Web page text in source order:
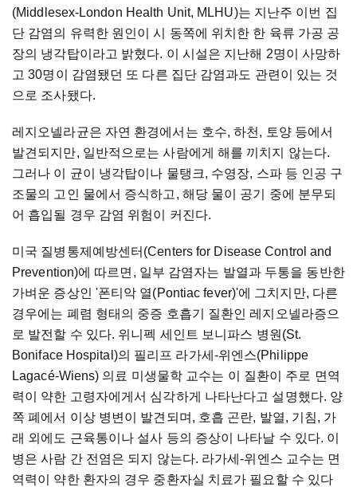
(Middlesex-London Health Unit, MLHU)는 지난주 이번 집
단 감염의 유력한 원인이 시 동쪽에 위치한 한 육류 가공 공
장의 냉각탑이라고 밝혔다. 이 시설은 지난해 2명이 사망하
고 30명이 감염됐던 또 다른 집단 감염과도 관련이 있는 것
으로 조사됐다.
레지오넬라균은 자연 환경에서는 호수, 하천, 토양 등에서
발견되지만, 일반적으로는 사람에게 해를 끼치지 않는다.
그러나 이 균이 냉각탑이나 물탱크, 수영장, 스파 등 인공 구
조물의 고인 물에서 증식하고, 해당 물이 공기 중에 분무되
어 흡입될 경우 감염 위험이 커진다.
미국 질병통제예방센터(Centers for Disease Control and
Prevention)에 따르면, 일부 감염자는 발열과 두통을 동반한
가벼운 증상인 '폰티악 열(Pontiac fever)'에 그치지만, 다른
경우에는 폐렴 형태의 중증 호흡기 질환인 레지오넬라증으
로 발전할 수 있다. 위니펙 세인트 보니파스 병원(St.
Boniface Hospital)의 필리프 라가세-위엔스(Philippe
Lagacé-Wiens) 의료 미생물학 교수는 이 질환이 주로 면역
력이 약한 고령자에게서 심각하게 나타난다고 설명했다. 양
쪽 폐에서 이상 병변이 발견되며, 호흡 곤란, 발열, 기침, 가
래 외에도 근육통이나 설사 등의 증상이 나타날 수 있다. 이
병은 사람 간 전염은 되지 않는다. 라가세-위엔스 교수는 면
역력이 약한 환자의 경우 중환자실 치료가 필요할 수 있다